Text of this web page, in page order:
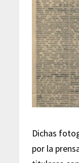
Dichas
por la